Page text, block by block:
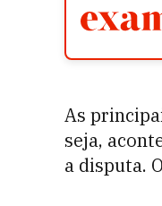
As
seja,
a disputa.